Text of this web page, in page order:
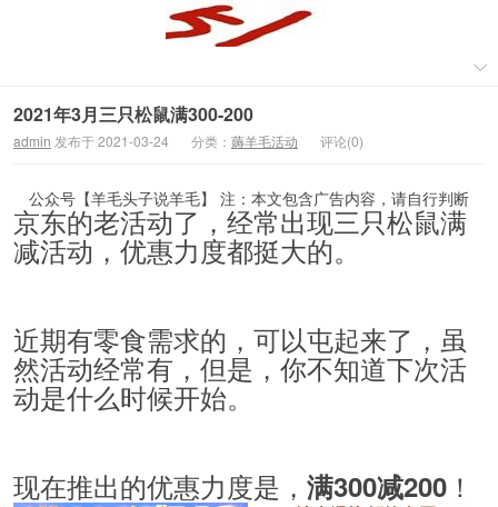
2021年3月三只松鼠满300-200
admin 发布于 2021-03-24 分类： 薅羊毛活动 评论(0)
公众号【羊毛头子说羊毛】 注：本文包含广告内容，请自行判断
京东的老活动了，经常出现三只松鼠满
减活动，优惠力度都挺大的。
近期有零食需求的，可以屯起来了，虽
然活动经常有，但是，你不知道下次活
动是什么时候开始。
现在推出的优惠力度是， 满300减200 ！